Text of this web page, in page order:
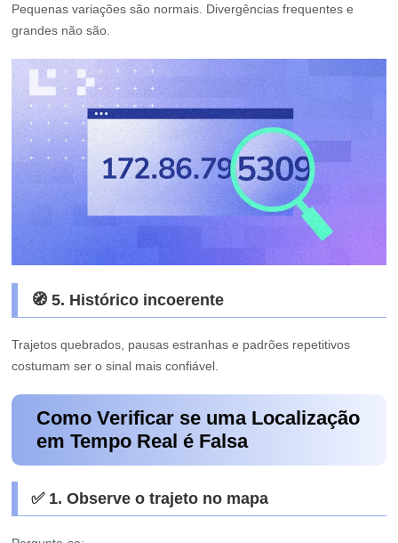
Pequenas variações são normais. Divergências frequentes e
grandes não são.
🧭 5. Histórico incoerente
Trajetos quebrados, pausas estranhas e padrões repetitivos
costumam ser o sinal mais confiável.
Como Verificar se uma Localização
em Tempo Real é Falsa
✅ 1. Observe o trajeto no mapa